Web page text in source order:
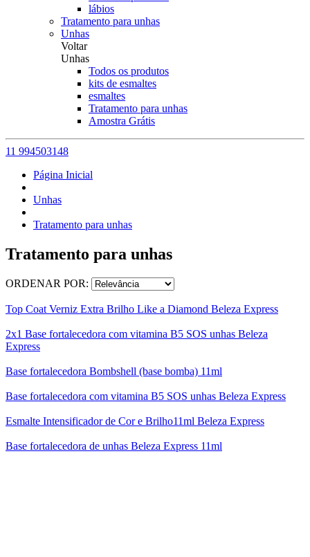
lábios
Tratamento para unhas
Unhas
Voltar
Unhas
Todos os produtos
kits de esmaltes
esmaltes
Tratamento para unhas
Amostra Grátis
11 994503148
Página Inicial
Unhas
Tratamento para unhas
Tratamento para unhas
ORDENAR POR:
Top Coat Verniz Extra Brilho Like a Diamond Beleza Express
2x1 Base fortalecedora com vitamina B5 SOS unhas Beleza
Express
Base fortalecedora Bombshell (base bomba) 11ml
Base fortalecedora com vitamina B5 SOS unhas Beleza Express
Esmalte Intensificador de Cor e Brilho11ml Beleza Express
Base fortalecedora de unhas Beleza Express 11ml